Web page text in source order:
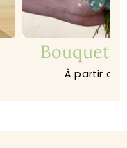
Bouquet
À partir de